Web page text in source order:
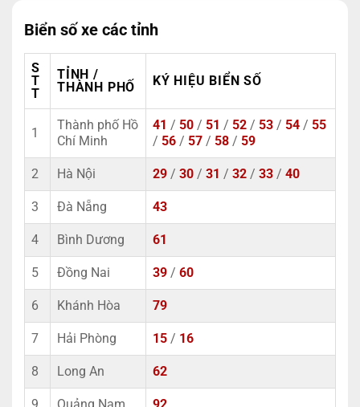
Biển số xe các tỉnh
S
T
T
TỈNH /
THÀNH PHỐ
KÝ HIỆU BIỂN SỐ
1
Thành phố Hồ
Chí Minh
41 / 50 / 51 / 52 / 53 / 54 / 55
/ 56 / 57 / 58 / 59
2 Hà Nội 29 / 30 / 31 / 32 / 33 / 40
3 Đà Nẵng 43
4 Bình Dương 61
5 Đồng Nai 39 / 60
6 Khánh Hòa 79
7 Hải Phòng 15 / 16
8 Long An 62